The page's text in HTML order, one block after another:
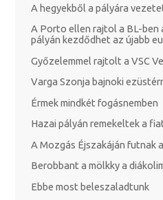
A hegyekből a pályára
A Porto ellen rajtol a BL-ben
pályán kezdődhet az újabb
Győzelemmel rajtolt a VSC
Varga Szonja bajnoki
Érmek mindkét fogásnemben
Hazai pályán remekeltek a
A Mozgás Éjszakáján futnak
Berobbant a mölkky a
Ebbe most beleszaladtunk